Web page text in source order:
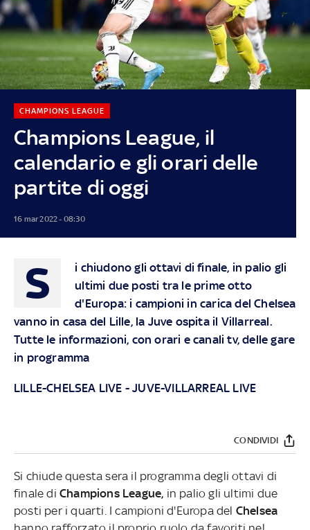
Champions League, il
calendario e gli orari delle
partite di oggi
CHAMPIONS LEAGUE
16 mar 2022 - 08:30
S
i chiudono gli ottavi di finale, in palio gli
ultimi due posti tra le prime otto
d'Europa: i campioni in carica del Chelsea
vanno in casa del Lille, la Juve ospita il Villarreal.
Tutte le informazioni, con orari e canali tv, delle gare
in programma
LILLE-CHELSEA LIVE -JUVE-VILLARREAL LIVE
CONDIVIDI
Si chiude questa sera il programma degli ottavi di
finale di Champions League, in palio gli ultimi due
posti per i quarti. I campioni d'Europa del Chelsea